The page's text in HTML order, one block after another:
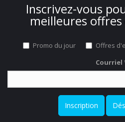
Inscrivez-vous
meilleures
Promo du jour Offres
Courriel
Inscription